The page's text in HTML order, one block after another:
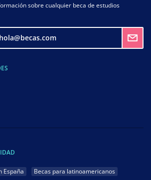
sobre cualquier beca de estudios
hola@becas.com
España
Becas para latinoamericanos